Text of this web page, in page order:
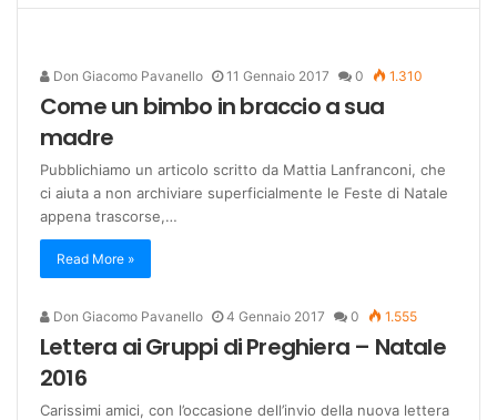
Don Giacomo Pavanello 11 Gennaio 2017 0 1.310
Come un bimbo in braccio a sua
madre
Pubblichiamo un articolo scritto da Mattia Lanfranconi, che
ci aiuta a non archiviare superficialmente le Feste di Natale
appena trascorse,…
Read More »
Don Giacomo Pavanello 4 Gennaio 2017 0 1.555
Lettera ai Gruppi di Preghiera – Natale
2016
Carissimi amici, con l’occasione dell’invio della nuova lettera